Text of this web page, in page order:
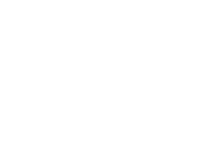
ำนักงาน 4 รายการ (